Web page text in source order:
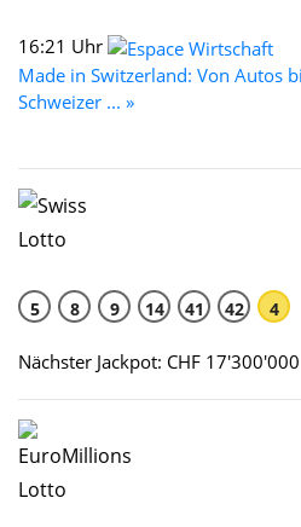
16:21 Uhr
Made in Switzerland: Von Autos
Schweizer ... »
5 8 9 14 41 42 4
Nächster Jackpot: CHF 17'300'000